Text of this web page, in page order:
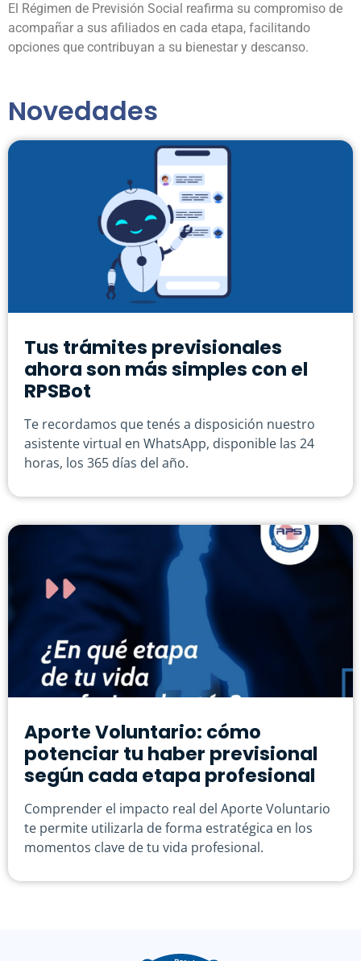
El Régimen de Previsión Social reafirma su compromiso de
acompañar a sus afiliados en cada etapa, facilitando
opciones que contribuyan a su bienestar y descanso.
Novedades
Tus trámites previsionales
ahora son más simples con el
RPSBot
Te recordamos que tenés a disposición nuestro
asistente virtual en WhatsApp, disponible las 24
horas, los 365 días del año.
Aporte Voluntario: cómo
potenciar tu haber previsional
según cada etapa profesional
Comprender el impacto real del Aporte Voluntario
te permite utilizarla de forma estratégica en los
momentos clave de tu vida profesional.